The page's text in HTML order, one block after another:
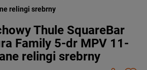
relingi srebrny
Thule SquareBar
Family 5-dr MPV 11-
relingi srebrny